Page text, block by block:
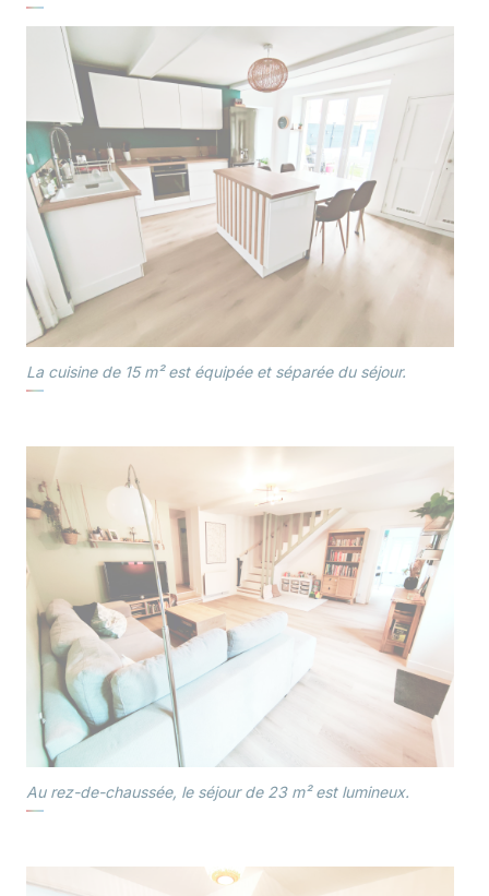
La cuisine de 15 m² est équipée et séparée du séjour.
Au rez-de-chaussée, le séjour de 23 m² est lumineux.